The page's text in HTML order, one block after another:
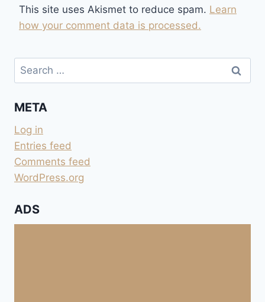
This site uses Akismet to reduce spam. Learn
how your comment data is processed.
Search
for:
META
Log in
Entries feed
Comments feed
WordPress.org
ADS